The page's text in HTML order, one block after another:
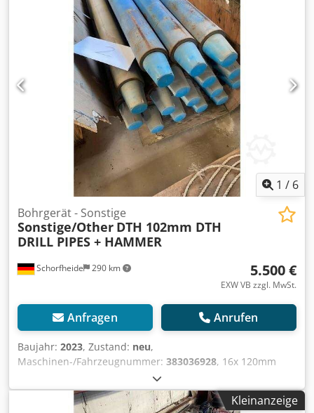
1 / 6
Schorfheide 290 km
Bohrgerät - Sonstige
Sonstige/Other DTH 102mm DTH
DRILL PIPES + HAMMER
5.500 €
EXW VB zzgl. MwSt.
Anfragen Anrufen
Baujahr: 2023, Zustand: neu,
Maschinen-/Fahrzeugnummer: 383036928, 16x 120mm
DTH Bohrgestänge , 4000 mm x 85 mm , 2 7-8\" API Reg 02x
Adapter shank 2 3-8\" API Reg Pin x 2 7-8\" API Reg Box 02x
140mm DTH Bohrkrone 02x 5\" DTH Hydraulikhammer mit
Kleinanzeige